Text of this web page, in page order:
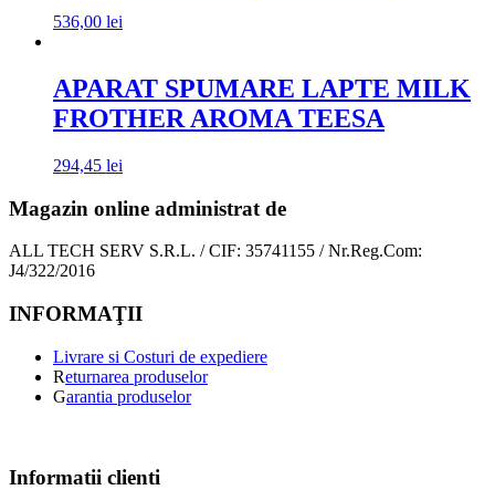
536,00 lei
APARAT SPUMARE LAPTE MILK
FROTHER AROMA TEESA
294,45 lei
Magazin online administrat de
ALL TECH SERV S.R.L. / CIF: 35741155 / Nr.Reg.Com:
J4/322/2016
INFORMAŢII
Livrare si Costuri de expediere
Returnarea produselor
Garantia produselor
Informatii clienti